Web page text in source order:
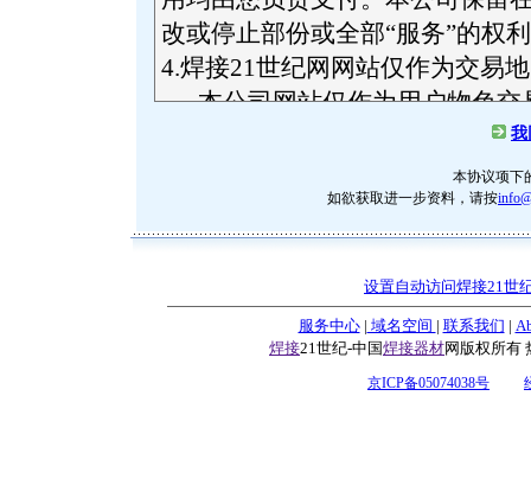
我
本协议项下
如欲获取进一步资料，请按
设置自动访问焊接21世
服务中心| 域名空间 | 联系我们 |
焊接21世纪-中国焊接器材网版权所有
京ICP备05074038号